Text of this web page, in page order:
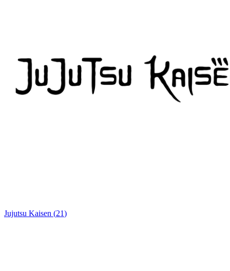
Jujutsu Kaisen (21)